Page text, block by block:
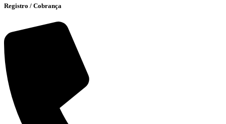
Registro / Cobrança